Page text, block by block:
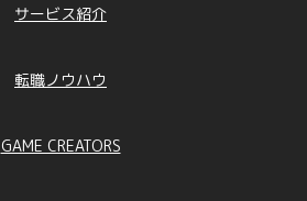
サービス紹介
転職ノウハウ
GAME CREATORS